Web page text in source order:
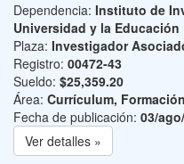
Dependencia: Instituto de
Universidad y la Educación
Plaza: Investigador
Registro: 00472-43
Sueldo: $25,359.20
Área: Currículum,
Fecha de publicación: 03/
Ver detalles »